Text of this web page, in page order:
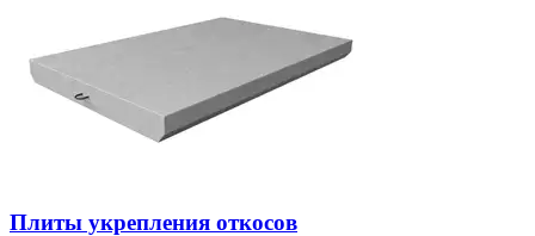
Плиты укрепления откосов